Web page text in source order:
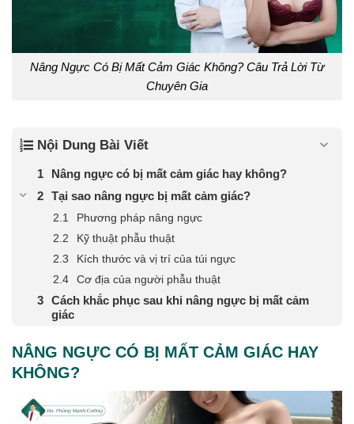
Nâng Ngực Có Bị Mất Cảm Giác Không? Câu Trả Lời Từ
Chuyên Gia
Nội Dung Bài Viết
Nâng ngực có bị mất cảm giác hay không?
Tại sao nâng ngực bị mất cảm giác?
Phương pháp nâng ngực
Kỹ thuật phẫu thuật
Kích thước và vị trí của túi ngực
Cơ địa của người phẫu thuật
Cách khắc phục sau khi nâng ngực bị mất cảm
giác
NÂNG NGỰC CÓ BỊ MẤT CẢM GIÁC HAY
KHÔNG?